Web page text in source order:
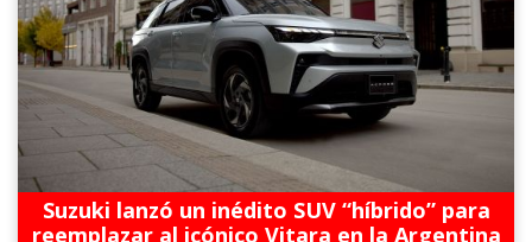
Suzuki lanzó un inédito SUV “híbrido” para
reemplazar al icónico Vitara en la Argentina